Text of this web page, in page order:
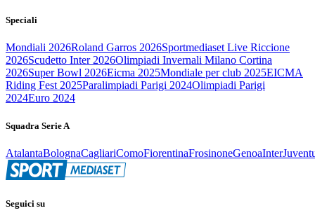
Speciali
Mondiali 2026Roland Garros 2026Sportmediaset Live Riccione
2026Scudetto Inter 2026Olimpiadi Invernali Milano Cortina
2026Super Bowl 2026Eicma 2025Mondiale per club 2025EICMA
Riding Fest 2025Paralimpiadi Parigi 2024Olimpiadi Parigi
2024Euro 2024
Squadra Serie A
AtalantaBolognaCagliariComoFiorentinaFrosinoneGenoaInter
Seguici su